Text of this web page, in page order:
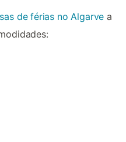
de férias no Algarve a